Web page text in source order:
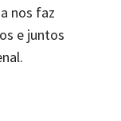
nos faz
e juntos